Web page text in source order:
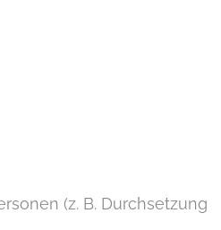
(z. B. Durchsetzung